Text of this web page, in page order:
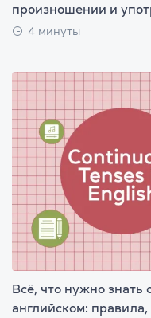
произношении и
4 минуты
Всё, что нужно знать
английском: